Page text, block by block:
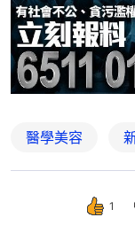
醫學美容
1